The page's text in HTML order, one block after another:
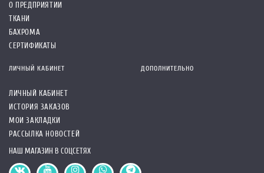
О ПРЕДПРИЯТИИ
ТКАНИ
БАХРОМА
СЕРТИФИКАТЫ
ЛИЧНЫЙ КАБИНЕТ
ЛИЧНЫЙ КАБИНЕТ
ИСТОРИЯ ЗАКАЗОВ
МОИ ЗАКЛАДКИ
РАССЫЛКА НОВОСТЕЙ
ДОПОЛНИТЕЛЬНО
НАШ МАГАЗИН В СОЦСЕТЯХ